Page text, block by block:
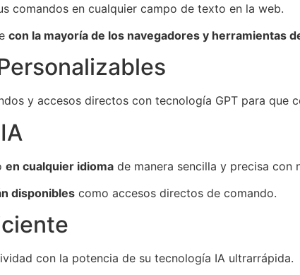
comandos en cualquier campo de texto en la web.
con la mayoría de los navegadores y herramientas
y accesos directos con tecnología GPT para que
en cualquier idioma de manera sencilla y precisa con
disponibles como accesos directos de comando.
con la potencia de su tecnología IA ultrarrápida.